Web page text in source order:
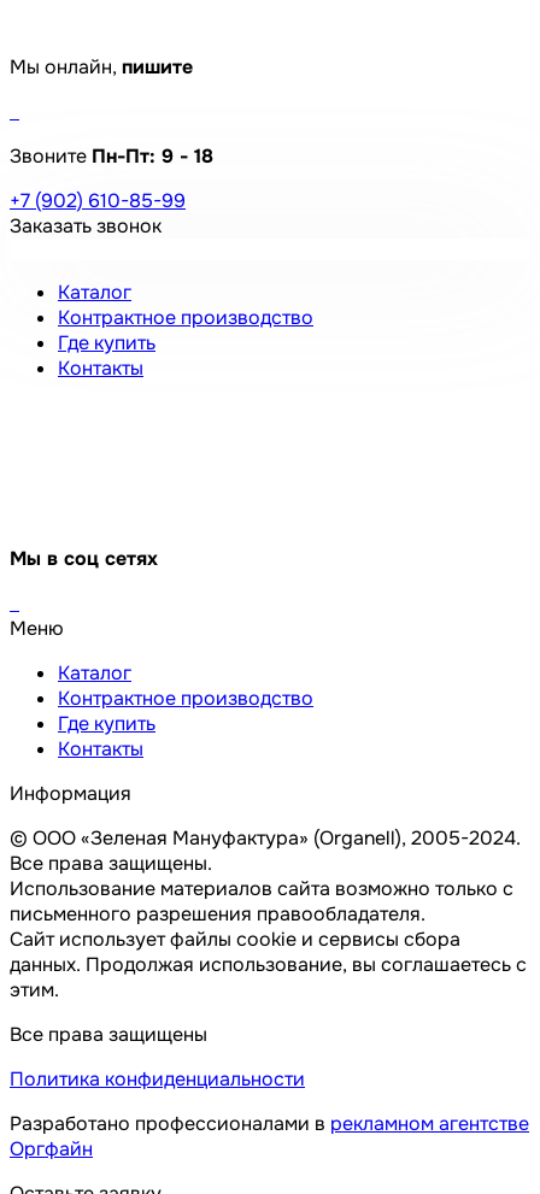
Мы онлайн, пишите
Звоните Пн-Пт: 9 - 18
+7 (902) 610-85-99
Заказать звонок
Каталог
Контрактное производство
Где купить
Контакты
Мы в соц сетях
Меню
Каталог
Контрактное производство
Где купить
Контакты
Информация
© ООО «Зеленая Мануфактура» (Organell), 2005-2024.
Все права защищены.
Использование материалов сайта возможно только с
письменного разрешения правообладателя.
Сайт использует файлы cookie и сервисы сбора
данных. Продолжая использование, вы соглашаетесь с
этим.
Все права защищены
Политика конфиденциальности
Разработано профессионалами в рекламном агентстве
Оргфайн